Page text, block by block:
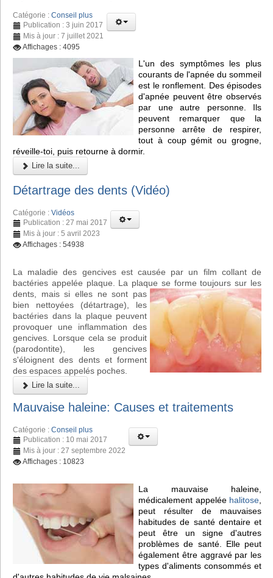
Catégorie : Conseil plus
Publication : 3 juin 2017
Mis à jour : 7 juillet 2021
Affichages : 4095
L'un des symptômes les plus
courants de l'apnée du sommeil
est le ronflement. Des épisodes
d'apnée peuvent être observés
par une autre personne. Ils
peuvent remarquer que la
personne arrête de respirer,
tout à coup gémit ou grogne,
réveille-toi, puis retourne à dormir.
Lire la suite...
Détartrage des dents (Vidéo)
Catégorie : Vidéos
Publication : 27 mai 2017
Mis à jour : 5 avril 2023
Affichages : 54938
La maladie des gencives est causée par un film collant de
bactéries appelée plaque. La plaque se forme toujours sur les
dents, mais si elles ne sont pas
bien nettoyées (détartrage), les
bactéries dans la plaque peuvent
provoquer une inflammation des
gencives. Lorsque cela se produit
(parodontite), les gencives
s'éloignent des dents et forment
des espaces appelés poches.
Lire la suite...
Mauvaise haleine: Causes et traitements
Catégorie : Conseil plus
Publication : 10 mai 2017
Mis à jour : 27 septembre 2022
Affichages : 10823
La mauvaise haleine,
médicalement appelée halitose
peut résulter de mauvaises
habitudes de santé dentaire et
peut être un signe d'autres
problèmes de santé. Elle peut
également être aggravé par les
types d'aliments consommés et